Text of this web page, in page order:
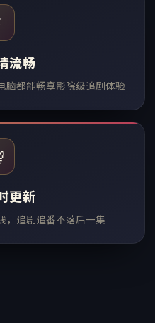
流畅
脑都能畅享影院级追剧体验
更新
，追剧追番不落后一集